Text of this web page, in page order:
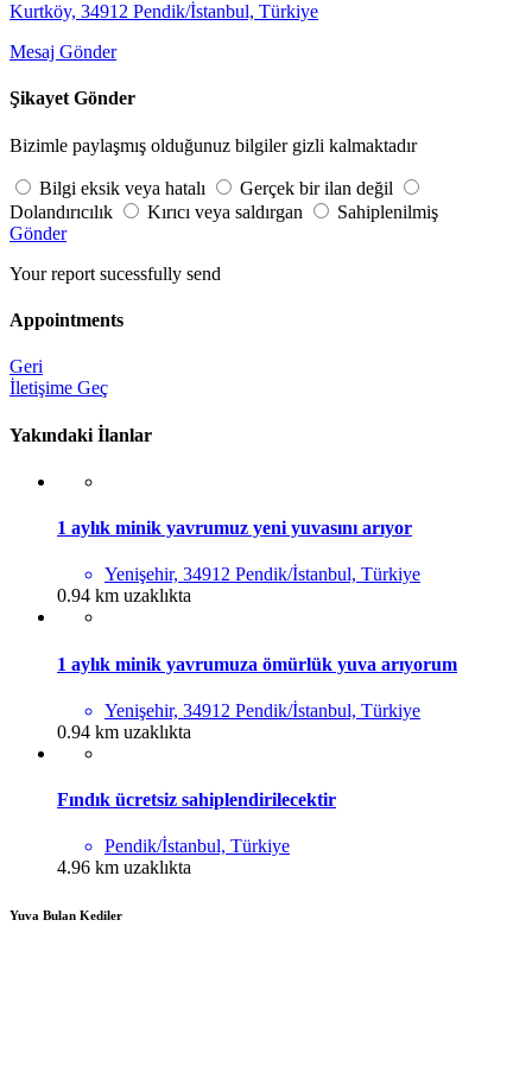
Kurtköy, 34912 Pendik/İstanbul, Türkiye
Mesaj Gönder
Şikayet Gönder
Bizimle paylaşmış olduğunuz bilgiler gizli kalmaktadır
Bilgi eksik veya hatalı
Gerçek bir ilan değil
Dolandırıcılık
Kırıcı veya saldırgan
Sahiplenilmiş
Gönder
Your report sucessfully send
Appointments
Geri
İletişime Geç
Yakındaki İlanlar
1 aylık minik yavrumuz yeni yuvasını arıyor
Yenişehir, 34912 Pendik/İstanbul, Türkiye
0.94 km uzaklıkta
1 aylık minik yavrumuza ömürlük yuva arıyorum
Yenişehir, 34912 Pendik/İstanbul, Türkiye
0.94 km uzaklıkta
Fındık ücretsiz sahiplendirilecektir
Pendik/İstanbul, Türkiye
4.96 km uzaklıkta
Yuva Bulan Kediler